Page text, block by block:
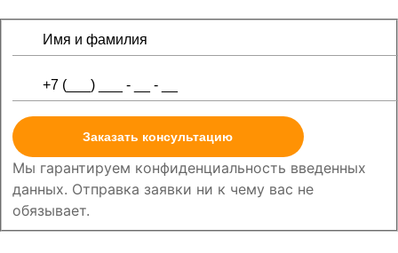
Заказать консультацию
Мы гарантируем конфиденциальность введенных
данных. Отправка заявки ни к чему вас не
обязывает.